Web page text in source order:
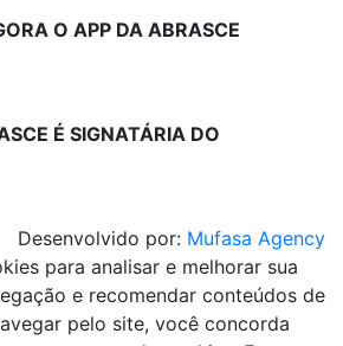
O APP DA ABRASCE
É SIGNATÁRIA DO
Desenvolvido por: Mufasa Agency
para analisar e melhorar sua
e recomendar conteúdos de
pelo site, você concorda